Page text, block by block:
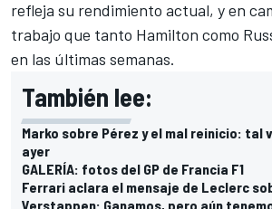
refleja su rendimiento actual, y en
trabajo que tanto Hamilton como
en las últimas semanas.
También lee:
Marko sobre Pérez y el mal reinicio: tal
ayer
GALERÍA: fotos del GP de Francia F1
Ferrari aclara el mensaje de Leclerc
Verstappen: Ganamos, pero aún